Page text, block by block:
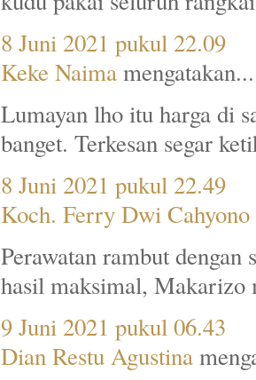
8 Juni 2021 pukul 22.09
Keke Naimamengatakan...
Lumayan lho itu harga di
banget. Terkesan segar
8 Juni 2021 pukul 22.49
Koch. Ferry Dwi Cahyono
Perawatan rambut
hasil maksimal, Makarizo
9 Juni 2021 pukul 06.43
Dian Restu Agustina